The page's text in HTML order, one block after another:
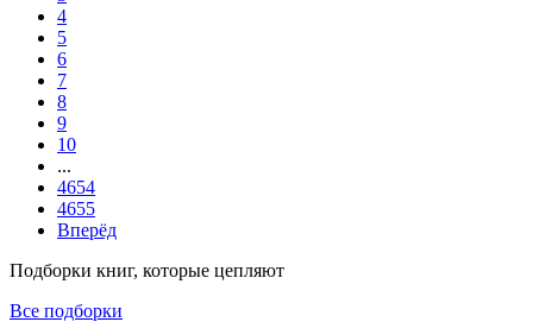
4
5
6
7
8
9
10
...
4654
4655
Вперёд
Подборки книг, которые цепляют
Все подборки